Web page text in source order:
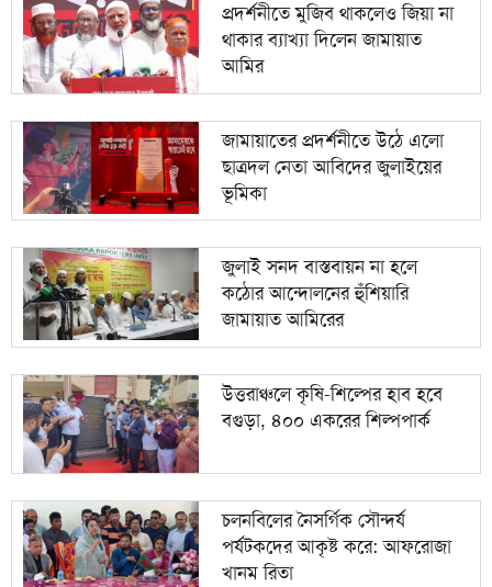
প্রদর্শনীতে মুজিব থাকলেও জিয়া না
থাকার ব্যাখ্যা দিলেন জামায়াত
আমির
জামায়াতের প্রদর্শনীতে উঠে এলো
ছাত্রদল নেতা আবিদের জুলাইয়ের
ভূমিকা
জুলাই সনদ বাস্তবায়ন না হলে
কঠোর আন্দোলনের হুঁশিয়ারি
জামায়াত আমিরের
উত্তরাঞ্চলে কৃষি-শিল্পের হাব হবে
বগুড়া, ৪০০ একরের শিল্পপার্ক
চলনবিলের নৈসর্গিক সৌন্দর্য
পর্যটকদের আকৃষ্ট করে: আফরোজা
খানম রিতা